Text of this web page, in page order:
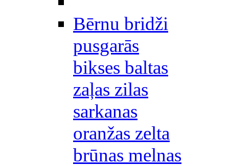
Bērnu bridži
pusgarās
bikses baltas
zaļas zilas
sarkanas
oranžas zelta
brūnas melnas